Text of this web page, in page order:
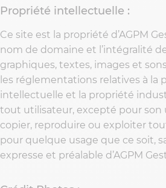
Propriété intellectuelle :
Ce site est la propriété d’AGPM
nom de domaine et l’intégralité
graphiques, textes, images et
les réglementations relatives à la
intellectuelle et la propriété
tout utilisateur, excepté pour son
copier, reproduire ou exploiter
pour quelque usage que ce soit,
expresse et préalable d’AGPM